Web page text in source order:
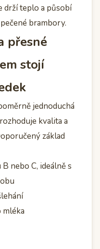
drží teplo a působí
brambory.
přesné
stojí
jednoduchá
kvalita a
základ
nebo C, ideálně s